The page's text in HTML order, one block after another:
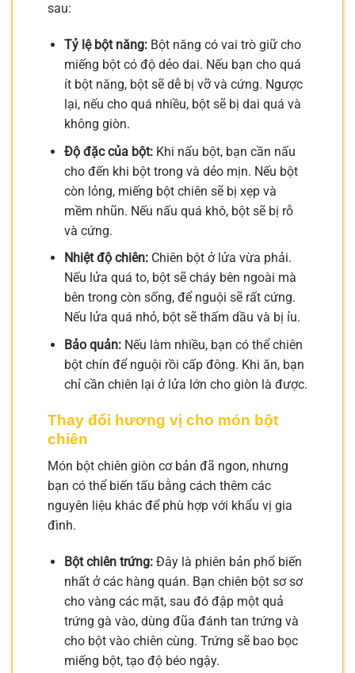
sau:
Tỷ lệ bột năng:Bột năng có vai trò giữ cho
miếng bột có độ dẻo dai. Nếu bạn cho quá
ít bột năng, bột sẽ dễ bị vỡ và cứng. Ngược
lại, nếu cho quá nhiều, bột sẽ bị dai quá và
không giòn.
Độ đặc của bột:Khi nấu bột, bạn cần nấu
cho đến khi bột trong và dẻo mịn. Nếu bột
còn lỏng, miếng bột chiên sẽ bị xẹp và
mềm nhũn. Nếu nấu quá khô, bột sẽ bị rỗ
và cứng.
Nhiệt độ chiên:Chiên bột ở lửa vừa phải.
Nếu lửa quá to, bột sẽ cháy bên ngoài mà
bên trong còn sống, để nguội sẽ rất cứng.
Nếu lửa quá nhỏ, bột sẽ thấm dầu và bị ỉu.
Bảo quản:Nếu làm nhiều, bạn có thể chiên
bột chín để nguội rồi cấp đông. Khi ăn, bạn
chỉ cần chiên lại ở lửa lớn cho giòn là được.
Thay đổi hương vị cho món bột
chiên
Món bột chiên giòn cơ bản đã ngon, nhưng
bạn có thể biến tấu bằng cách thêm các
nguyên liệu khác để phù hợp với khẩu vị gia
đình.
Bột chiên trứng:Đây là phiên bản phổ biến
nhất ở các hàng quán. Bạn chiên bột sơ sơ
cho vàng các mặt, sau đó đập một quả
trứng gà vào, dùng đũa đánh tan trứng và
cho bột vào chiên cùng. Trứng sẽ bao bọc
miếng bột, tạo độ béo ngậy.